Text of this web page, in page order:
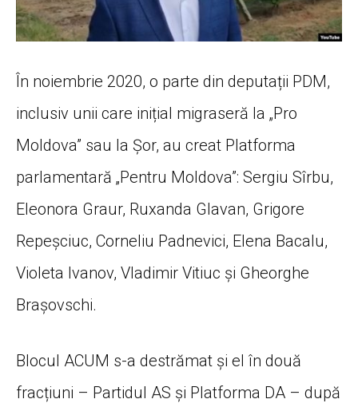
În noiembrie 2020, o parte din deputații PDM,
inclusiv unii care inițial migraseră la „Pro
Moldova” sau la Șor, au creat Platforma
parlamentară „Pentru Moldova”: Sergiu Sîrbu,
Eleonora Graur, Ruxanda Glavan, Grigore
Repeșciuc, Corneliu Padnevici, Elena Bacalu,
Violeta Ivanov, Vladimir Vitiuc și Gheorghe
Brașovschi.
Blocul ACUM s-a destrămat și el în două
fracțiuni – Partidul AS și Platforma DA – după